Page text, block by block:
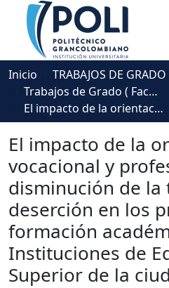
Comunidades
Descubre
Inicio
TRABAJOS DE GRADO
Trabajos de Grado ( Facultad de Sociedad, Cultura y Creatividad)
El impacto de la orientación vocacional y profesional en la disminución de la tasa de deserción en los procesos de formación académica en las Instituciones de Educación Superior de la ciudad de Medellín
El impacto de la
vocacional y
disminución de la
deserción en los
formación
Instituciones de
Superior de la